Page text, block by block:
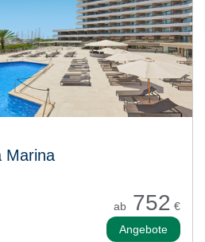
Marina
ab 752 €
Angebote